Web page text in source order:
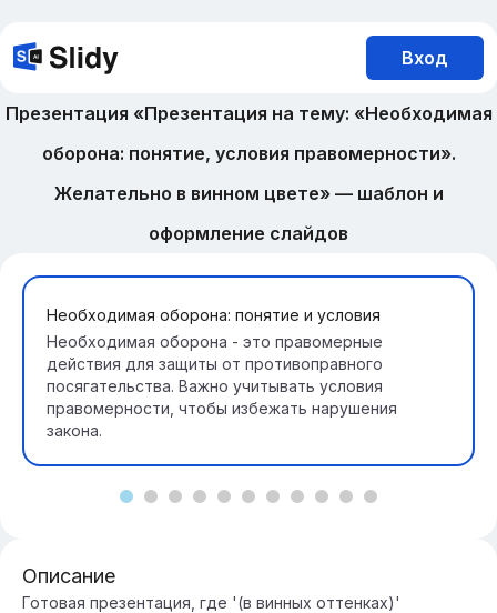
Вход
Презентация «Презентация на тему: «Необходимая
оборона: понятие, условия правомерности».
Желательно в винном цвете» — шаблон и
оформление слайдов
Необходимая оборона: понятие и условия
Необходимая оборона - это правомерные
действия для защиты от противоправного
посягательства. Важно учитывать условия
правомерности, чтобы избежать нарушения
закона.
Описание
Готовая презентация, где '(в винных оттенках)'